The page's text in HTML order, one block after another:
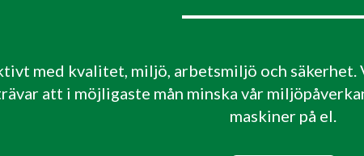
med kvalitet, miljö, arbetsmiljö och
att i möjligaste mån minska vår
maskiner på el.